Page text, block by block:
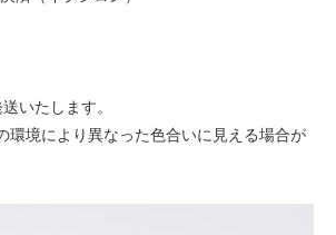
いたします。
環境により異なった色合いに見える場合が